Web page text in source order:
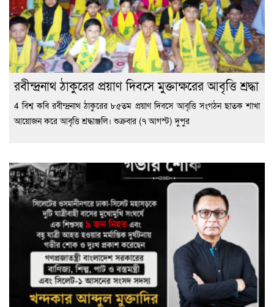
রবীন্দ্রনাথ ঠাকুরের প্রয়াণ দিবসে মুক্তাক্ষরের আবৃত্তি শ্রদ্ধা
4 বিশ্ব কবি রবীন্দ্রনাথ ঠাকুরের ৮৫তম প্রয়াণ দিবসে আবৃত্তি সংগঠন ছাতক শাখা
আয়োজন করে আবৃত্তি শ্রদ্ধাঞ্জলি। শুক্রবার (৭ আগস্ট) দুপুর